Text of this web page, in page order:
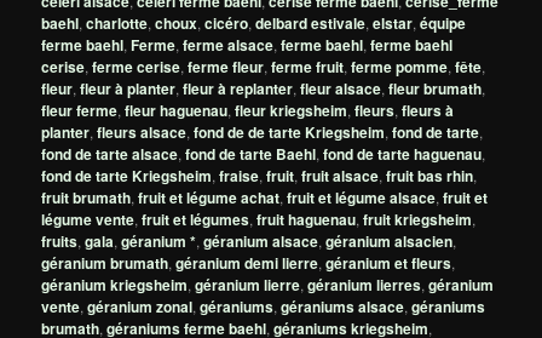
baehl,charlotte,choux,cicéro,delbard estivale,elstar,équipe
ferme baehl,Ferme,ferme alsace,ferme baehl,ferme baehl
cerise,ferme cerise,ferme fleur,ferme fruit,ferme pomme,fête,
fleur,fleur à planter,fleur à replanter,fleur alsace,fleur brumath,
fleur ferme,fleur haguenau,fleur kriegsheim,fleurs,fleurs à
planter,fleurs alsace,fond de de tarte Kriegsheim,fond de tarte,
fond de tarte alsace,fond de tarte Baehl,fond de tarte haguenau,
fond de tarte Kriegsheim,fraise,fruit,fruit alsace,fruit bas rhin,
fruit brumath,fruit et légume achat,fruit et légume alsace,fruit et
légume vente,fruit et légumes,fruit haguenau,fruit kriegsheim,
fruits,gala,géranium *,géranium alsace,géranium alsacien,
géranium brumath,géranium demi lierre,géranium et fleurs,
géranium kriegsheim,géranium lierre,géranium lierres,géranium
vente,géranium zonal,géraniums,géraniums alsace,géraniums
brumath,géraniums ferme baehl,géraniums kriegsheim,